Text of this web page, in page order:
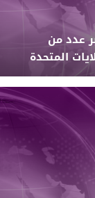
عدد من
المتحدة